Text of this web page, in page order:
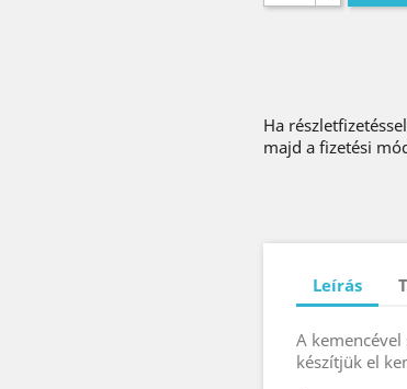
Ha
majd a fizetési
Leírás
A kemencével
készítjük el